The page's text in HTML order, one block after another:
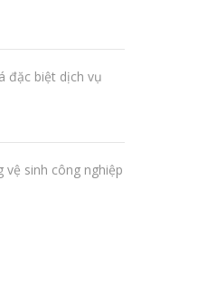
đặc biệt dịch vụ
sinh công nghiệp